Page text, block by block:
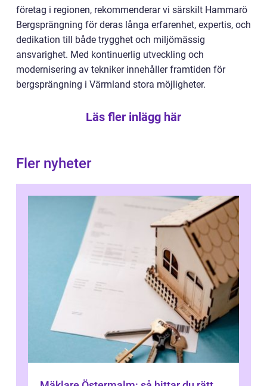
företag i regionen, rekommenderar vi särskilt Hammarö
Bergsprängning för deras långa erfarenhet, expertis, och
dedikation till både trygghet och miljömässig
ansvarighet. Med kontinuerlig utveckling och
modernisering av tekniker innehåller framtiden för
bergsprängning i Värmland stora möjligheter.
Läs fler inlägg här
Fler nyheter